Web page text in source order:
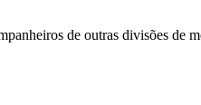
de outras divisões de